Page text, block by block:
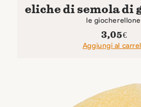
eliche di semola di
le giocherellone
3,05€
Aggiungi al